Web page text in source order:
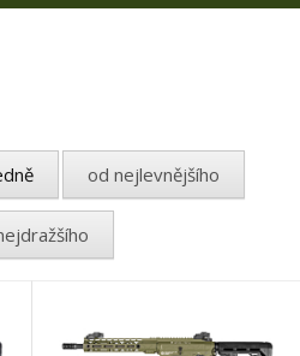
od nejlevnějšího